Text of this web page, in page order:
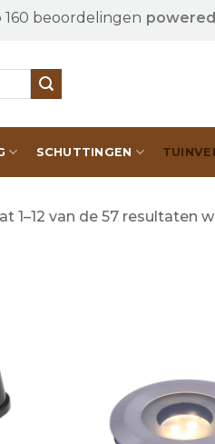
160 beoordelingen
SCHUTTINGEN
1–12 van de 57 resultaten